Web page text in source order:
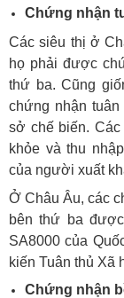
Chứng nhận
Các siêu thị ở
họ phải được
thứ ba. Cũng
chứng nhận
sở chế biến.
khỏe và thu
của người xuất
Ở Châu Âu, các
bên thứ ba
SA8000 của
kiến Tuân thủ Xã
Chứng nhận